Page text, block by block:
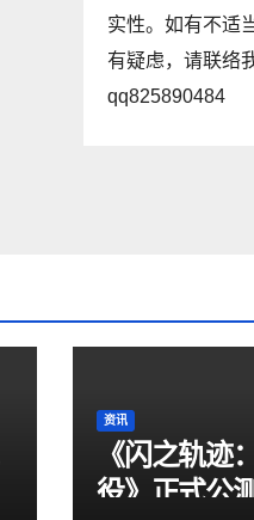
实性。如有不适
有疑虑，请联络
qq825890484
资讯
《闪之轨迹
役》正式公